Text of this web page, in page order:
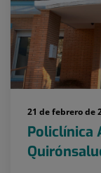
21 de febrero de
Policlínica